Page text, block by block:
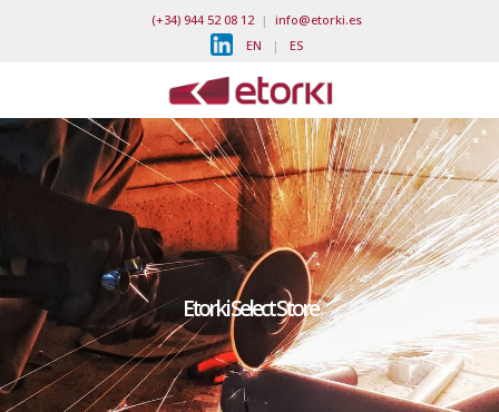
(+34) 944 52 08 12| info@etorki.es
EN | ES
Etorki Select Store